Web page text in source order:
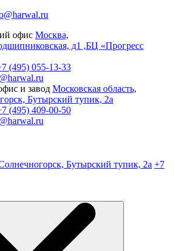
офис Москва,
д1 ,БЦ «Прогресс
(495) 055-13-33
и завод Московская область,
Бутырский тупик, 2а
(495) 409-00-50
Бутырский тупик, 2а +7